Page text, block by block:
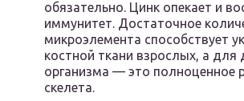
обязательно. Цинк опекает и
иммунитет. Достаточное
микроэлемента способствует
костной ткани взрослых, а для
организма — это полноценное
скелета.